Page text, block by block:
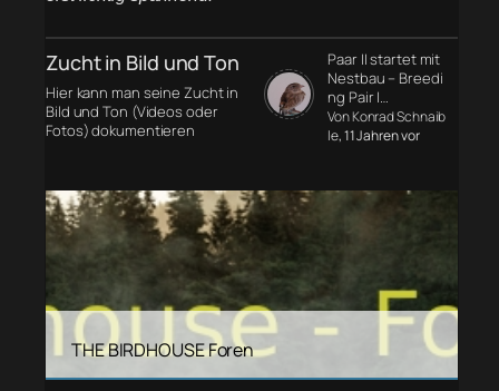
Zucht in Bild und Ton
Hier kann man seine Zucht in
Bild und Ton (Videos oder
Fotos) dokumentieren
Paar II startet mit
Nestbau – Breedi
ng Pair I…
Von Konrad Schnaib
le, 11 Jahren vor
THE BIRDHOUSE Foren